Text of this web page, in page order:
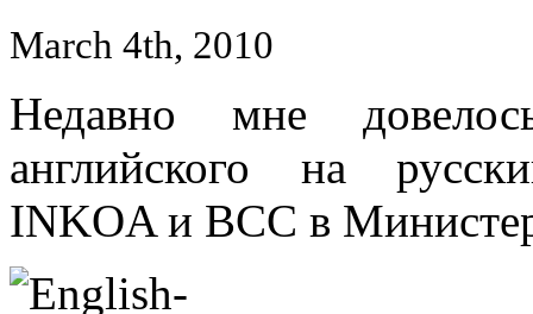
March 4th, 2010
Недавно мне
английского на
INKOA и BCC в